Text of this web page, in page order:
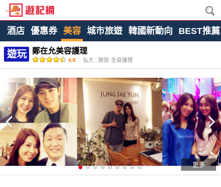
酒店 優惠券 美容 城市旅遊 韓國新動向 BEST推薦
遊玩 鄭在允美容護理
4.8 | 弘大 | 臉部·全身護理
更多